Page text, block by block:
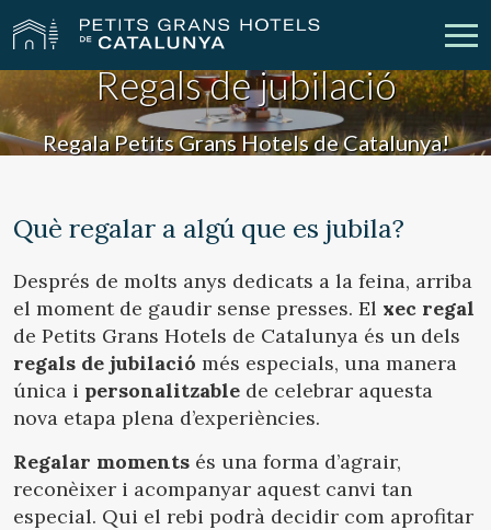
Els Nostres Hotels Escapades
Xecs Regal Descobreix Catalunya
Contacte La meva reserva
vpn_key Inicia sessió person Crear compte
Ubicació/nom de l'hotel
Regals de jubilació
Regala Petits Grans Hotels de Catalunya!
Què regalar a algú que es jubila?
Després de molts anys dedicats a la feina, arriba
el moment de gaudir sense presses. El xec regal
de Petits Grans Hotels de Catalunya és un dels
regals de jubilació més especials, una manera
única i personalitzable de celebrar aquesta
nova etapa plena d’experiències.
Regalar moments és una forma d’agrair,
reconèixer i acompanyar aquest canvi tan
especial. Qui el rebi podrà decidir com aprofitar